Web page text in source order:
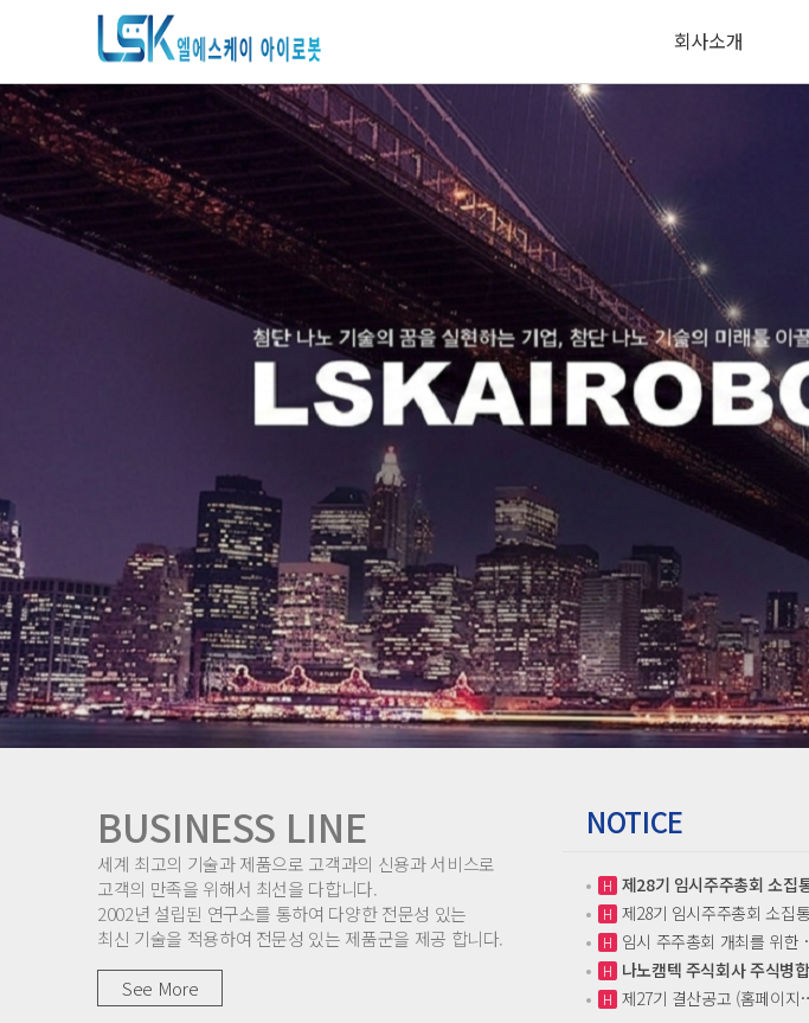
회사소개
BUSINESS LINE
세계 최고의 기술과 제품으로 고객과의 신용과 서비스로
고객의 만족을 위해서 최선을 다합니다.
2002년 설립된 연구소를 통하여 다양한 전문성 있는
최신 기술을 적용하여 전문성 있는 제품군을 제공 합니다.
See More
NOTICE
H 제28기 임시주주총회 소집
H 제28기 임시주주총회 소집
H 임시 주주총회 개최를 위한
H 나노캠텍 주식회사 주식병
H 제27기 결산공고 (홈페이지